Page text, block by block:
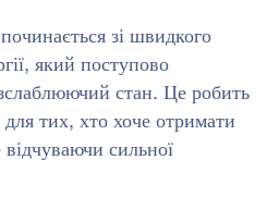
зі швидкого
який поступово
стан. Це робить
тих, хто хоче отримати
сильної